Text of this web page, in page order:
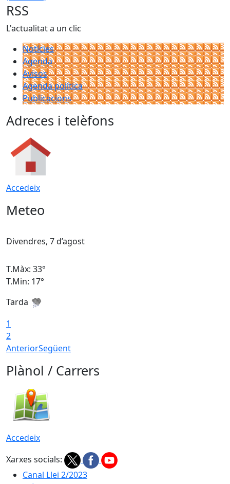
RSS
L'actualitat a un clic
Notícies
Agenda
Avisos
Agenda política
Publicacions
Adreces i telèfons
Accedeix
Meteo
Divendres, 7 d’agost
T.Màx: 33°
T.Min: 17°
Tarda
1
2
AnteriorSegüent
Plànol / Carrers
Accedeix
Xarxes socials:
Canal Llei 2/2023